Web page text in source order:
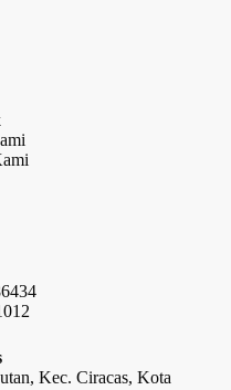
Kec. Ciracas, Kota